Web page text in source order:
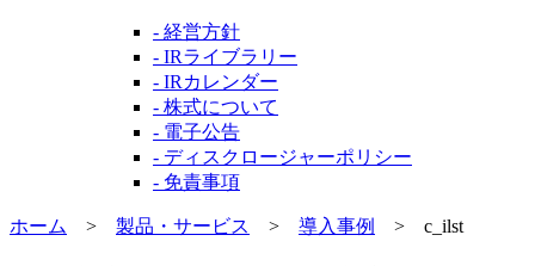
- 経営方針
- IRライブラリー
- IRカレンダー
- 株式について
- 電子公告
- ディスクロージャーポリシー
- 免責事項
ホーム > 製品・サービス > 導入事例 > c_ilst